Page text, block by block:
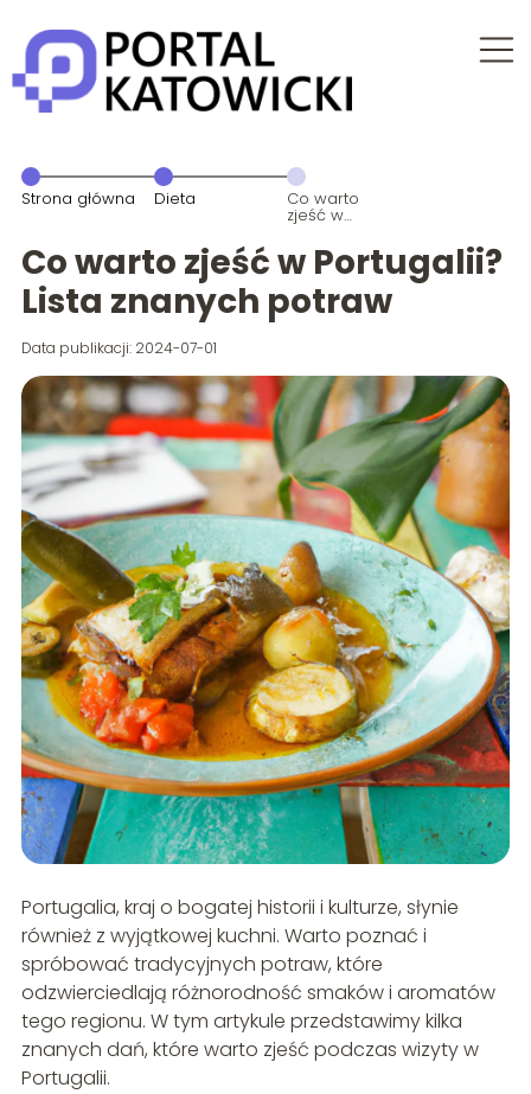
Strona główna Dieta Co warto
zjeść w
Portugalii?
Lista znanych
potraw
Co warto zjeść w Portugalii?
Lista znanych potraw
Data publikacji: 2024-07-01
Portugalia, kraj o bogatej historii i kulturze, słynie
również z wyjątkowej kuchni. Warto poznać i
spróbować tradycyjnych potraw, które
odzwierciedlają różnorodność smaków i aromatów
tego regionu. W tym artykule przedstawimy kilka
znanych dań, które warto zjeść podczas wizyty w
Portugalii.